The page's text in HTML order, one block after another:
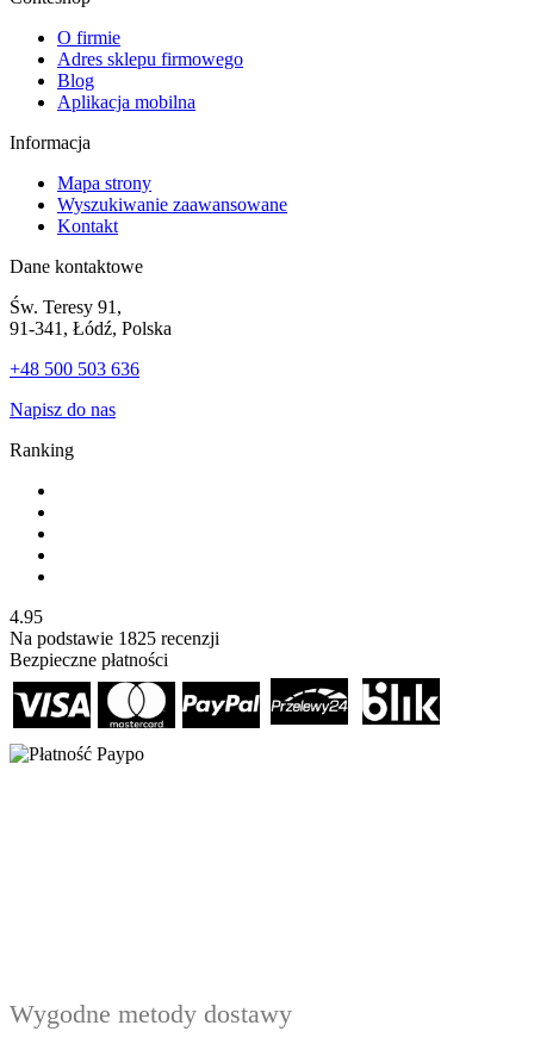
O firmie
Adres sklepu firmowego
Blog
Aplikacja mobilna
Informacja
Mapa strony
Wyszukiwanie zaawansowane
Kontakt
Dane kontaktowe
Św. Teresy 91,
91-341, Łódź, Polska
+48 500 503 636
Napisz do nas
Ranking
4.95
Na podstawie 1825 recenzji
Bezpieczne płatności
Wygodne metody dostawy